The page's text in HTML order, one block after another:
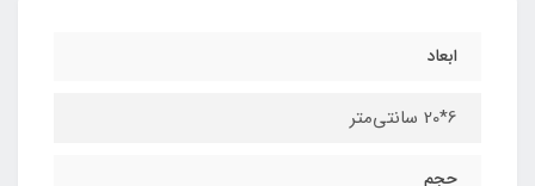
ابعاد
6*20 سانتی‌متر
حجم